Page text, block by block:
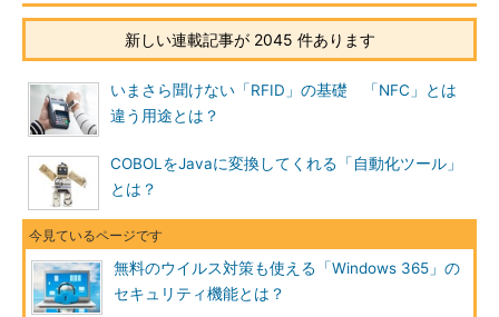
新しい連載記事が 2045 件あります
いまさら聞けない「RFID」の基礎 「NFC」とは
違う用途とは？
COBOLをJavaに変換してくれる「自動化ツール」
とは？
無料のウイルス対策も使える「Windows 365」の
セキュリティ機能とは？